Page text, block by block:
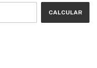
CALCULAR